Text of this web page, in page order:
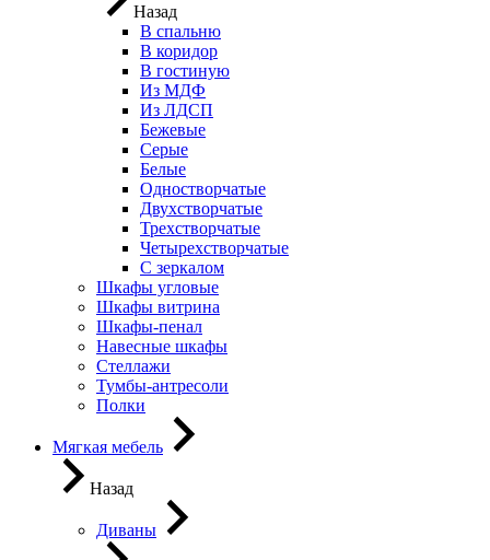
Назад
В спальню
В коридор
В гостиную
Из МДФ
Из ЛДСП
Бежевые
Серые
Белые
Одностворчатые
Двухстворчатые
Трехстворчатые
Четырехстворчатые
С зеркалом
Шкафы угловые
Шкафы витрина
Шкафы-пенал
Навесные шкафы
Стеллажи
Тумбы-антресоли
Полки
Мягкая мебель
Назад
Диваны